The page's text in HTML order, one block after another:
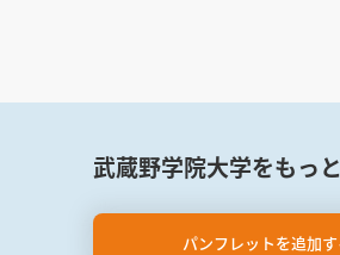
武蔵野学院大学をもっ
パンフレットを追加